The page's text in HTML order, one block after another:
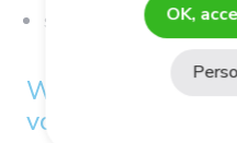
slaap
Welk
voor een betere
OK,